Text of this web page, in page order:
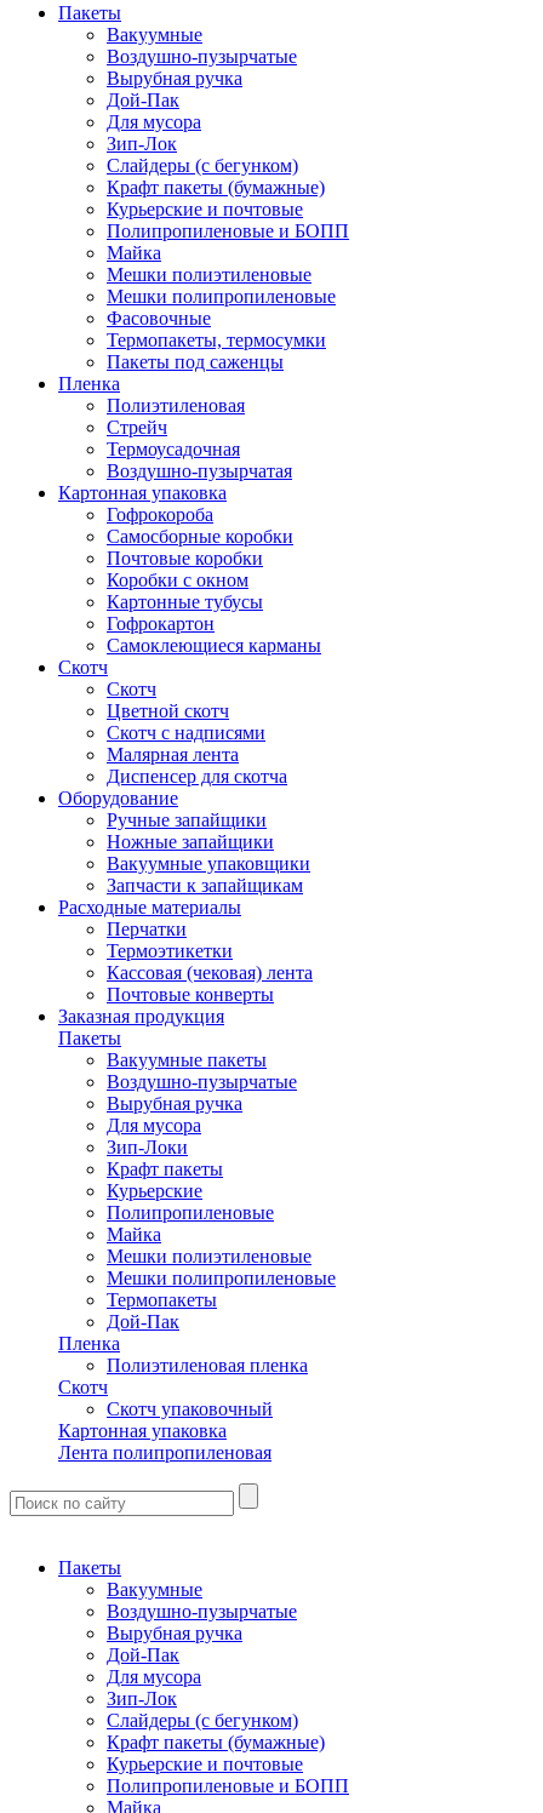
Пакеты
Вакуумные
Воздушно-пузырчатые
Вырубная ручка
Дой-Пак
Для мусора
Зип-Лок
Слайдеры (с бегунком)
Крафт пакеты (бумажные)
Курьерские и почтовые
Полипропиленовые и БОПП
Майка
Мешки полиэтиленовые
Мешки полипропиленовые
Фасовочные
Термопакеты, термосумки
Пакеты под саженцы
Пленка
Полиэтиленовая
Стрейч
Термоусадочная
Воздушно-пузырчатая
Картонная упаковка
Гофрокороба
Самосборные коробки
Почтовые коробки
Коробки с окном
Картонные тубусы
Гофрокартон
Самоклеющиеся карманы
Скотч
Скотч
Цветной скотч
Скотч с надписями
Малярная лента
Диспенсер для скотча
Оборудование
Ручные запайщики
Ножные запайщики
Вакуумные упаковщики
Запчасти к запайщикам
Расходные материалы
Перчатки
Термоэтикетки
Кассовая (чековая) лента
Почтовые конверты
Заказная продукция
Пакеты
Вакуумные пакеты
Воздушно-пузырчатые
Вырубная ручка
Для мусора
Зип-Локи
Крафт пакеты
Курьерские
Полипропиленовые
Майка
Мешки полиэтиленовые
Мешки полипропиленовые
Термопакеты
Дой-Пак
Пленка
Полиэтиленовая пленка
Скотч
Скотч упаковочный
Картонная упаковка
Лента полипропиленовая
Пакеты
Вакуумные
Воздушно-пузырчатые
Вырубная ручка
Дой-Пак
Для мусора
Зип-Лок
Слайдеры (с бегунком)
Крафт пакеты (бумажные)
Курьерские и почтовые
Полипропиленовые и БОПП
Майка